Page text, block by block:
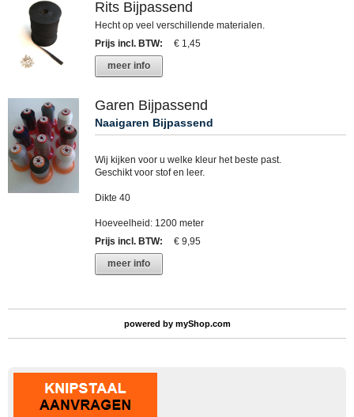
Rits Bijpassend
Hecht op veel verschillende materialen.
Prijs incl. BTW:
€ 1,45
meer info
Garen Bijpassend
Naaigaren Bijpassend
Wij kijken voor u welke kleur het beste past.
Geschikt voor stof en leer.
Dikte 40
Hoeveelheid: 1200 meter
Prijs incl. BTW:
€ 9,95
meer info
powered by myShop.com